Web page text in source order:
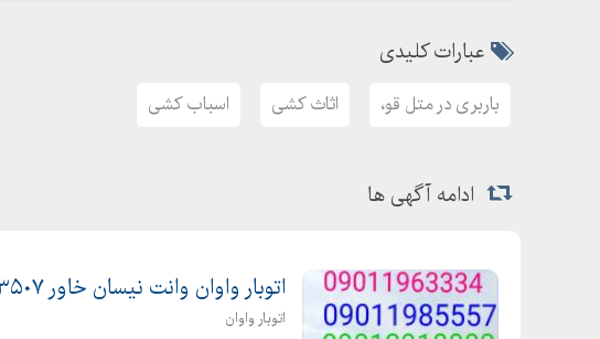
عبارات کلیدی
باربری در متل قو، اثاث کشی اسباب کشی
ادامه آگهی ها
اتوبار واوان وانت نیسان خاور ۰۲۱۵۶۴۹۳۵۰۷
اتوبار واوان